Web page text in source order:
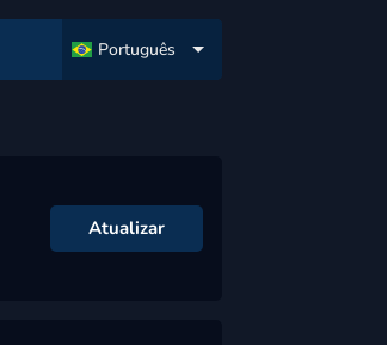
Português
Atualizar